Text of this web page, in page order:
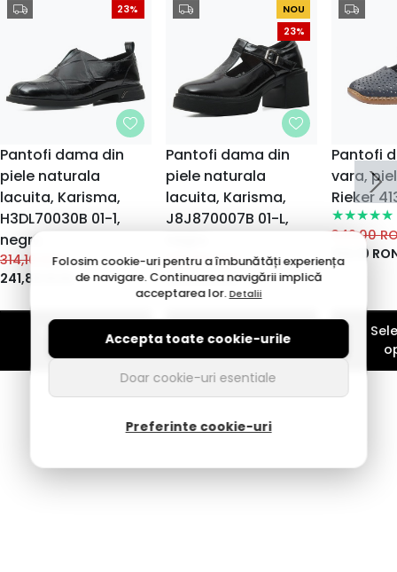
23%
Pantofi dama din
piele naturala
lacuita, Karisma,
H3DL70030B 01-1,
negru
314,10
RON
241,86
Selecteaza
NOU
23%
Pantofi dama din
piele naturala
lacuita, Karisma,
J8J870007B 01-L,
379,00RON
291,83RON
Selecteaza
Pantofi
vara,
Rieker
349,00
314,10
Folosim cookie-uri pentru a îmbunătăți experiența
de navigare. Continuarea navigării implică
acceptarea lor.Detalii
Accepta toate cookie-urile
Doar cookie-uri esentiale
Preferinte cookie-uri